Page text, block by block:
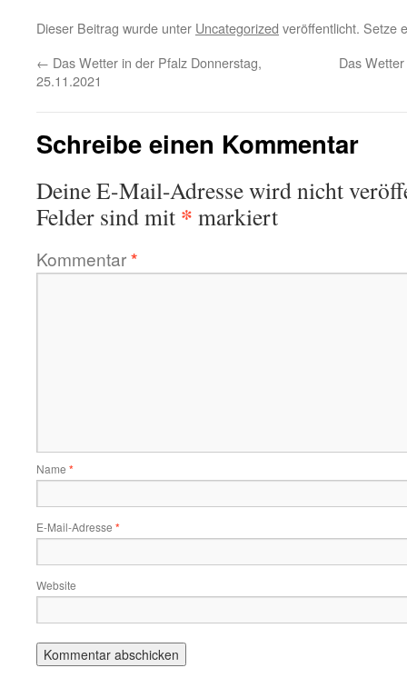
Dieser Beitrag wurde unter Uncategorized veröffentlicht. Setze
← Das Wetter in der Pfalz Donnerstag,
25.11.2021
Das
Schreibe einen Kommentar
Deine E-Mail-Adresse wird nicht
Felder sind mit * markiert
Kommentar*
Name *
E-Mail-Adresse *
Website